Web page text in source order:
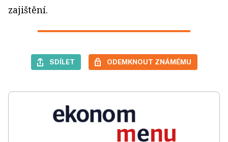
zajištění.
SDÍLET ODEMKNOUT ZNÁMÉMU